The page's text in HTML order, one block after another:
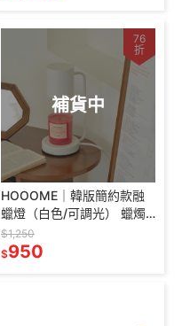
補貨中
76
折
HOOOME｜韓版簡約款融
蠟燈（白色/可調光） 蠟燭
暖燈 融燭燈 蠟燭燈 香氛燈
香氛蠟燭暖燈
$1,250
$950